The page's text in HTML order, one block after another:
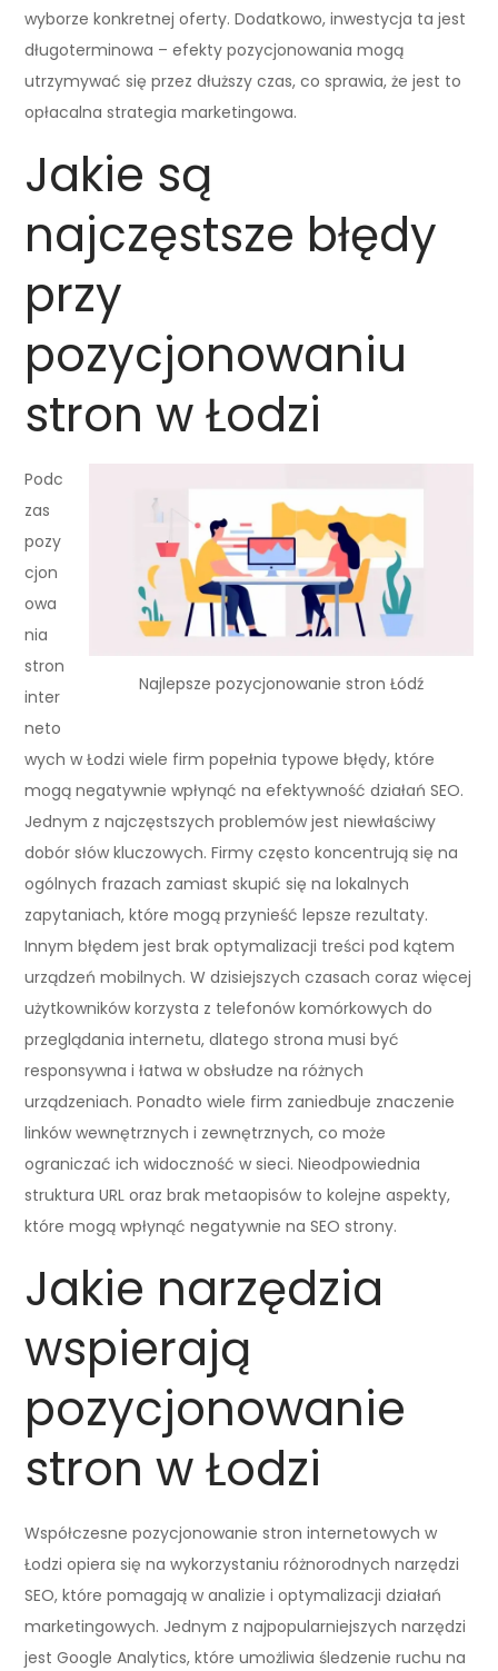
wyborze konkretnej oferty. Dodatkowo, inwestycja ta jest
długoterminowa – efekty pozycjonowania mogą
utrzymywać się przez dłuższy czas, co sprawia, że jest to
opłacalna strategia marketingowa.
Jakie są
najczęstsze błędy
przy
pozycjonowaniu
stron w Łodzi
Najlepsze pozycjonowanie stron Łódź
Podc
zas
pozy
cjon
owa
nia
stron
inter
neto
wych w Łodzi wiele firm popełnia typowe błędy, które
mogą negatywnie wpłynąć na efektywność działań SEO.
Jednym z najczęstszych problemów jest niewłaściwy
dobór słów kluczowych. Firmy często koncentrują się na
ogólnych frazach zamiast skupić się na lokalnych
zapytaniach, które mogą przynieść lepsze rezultaty.
Innym błędem jest brak optymalizacji treści pod kątem
urządzeń mobilnych. W dzisiejszych czasach coraz więcej
użytkowników korzysta z telefonów komórkowych do
przeglądania internetu, dlatego strona musi być
responsywna i łatwa w obsłudze na różnych
urządzeniach. Ponadto wiele firm zaniedbuje znaczenie
linków wewnętrznych i zewnętrznych, co może
ograniczać ich widoczność w sieci. Nieodpowiednia
struktura URL oraz brak metaopisów to kolejne aspekty,
które mogą wpłynąć negatywnie na SEO strony.
Jakie narzędzia
wspierają
pozycjonowanie
stron w Łodzi
Współczesne pozycjonowanie stron internetowych w
Łodzi opiera się na wykorzystaniu różnorodnych narzędzi
SEO, które pomagają w analizie i optymalizacji działań
marketingowych. Jednym z najpopularniejszych narzędzi
jest Google Analytics, które umożliwia śledzenie ruchu na